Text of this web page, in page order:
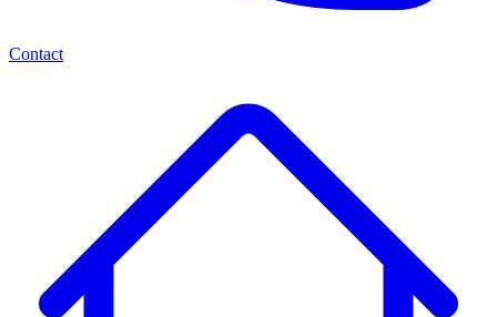
Contact